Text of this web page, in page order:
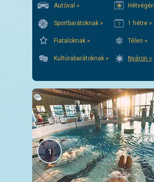
Autóval »
Sportbarátoknak » 1 hétre »
Fiataloknak » Télen »
Kultúrabarátoknak » Nyáron »
1